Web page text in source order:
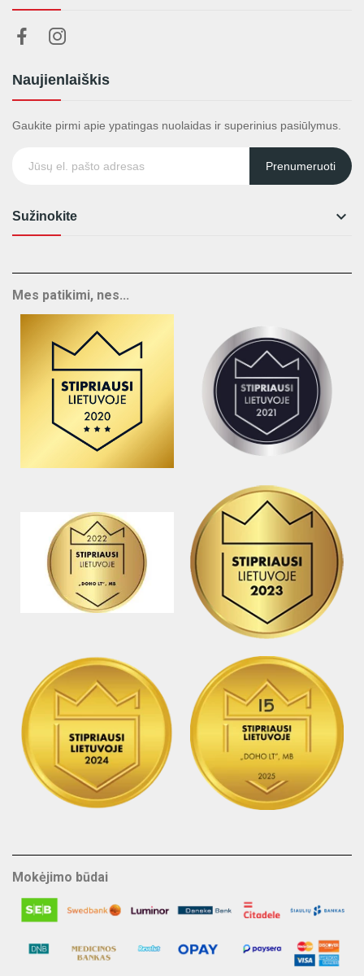
Naujienlaiškis
Gaukite pirmi apie ypatingas nuolaidas ir superinius pasiūlymus.
Prenumeruoti
Sužinokite 
Mes patikimi, nes...
Mokėjimo būdai